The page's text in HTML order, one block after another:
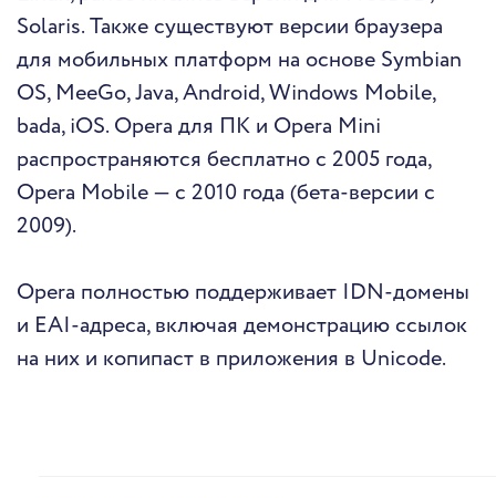
Solaris. Также существуют версии браузера
для мобильных платформ на основе Symbian
OS, MeeGo, Java, Android, Windows Mobile,
bada, iOS. Opera для ПК и Opera Mini
распространяются бесплатно с 2005 года,
Opera Mobile — с 2010 года (бета-версии с
2009).
Opera полностью поддерживает IDN-домены
и EAI-адреса, включая демонстрацию ссылок
на них и копипаст в приложения в Unicode.